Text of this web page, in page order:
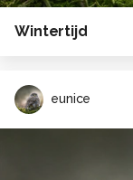
Wintertijd
eunice